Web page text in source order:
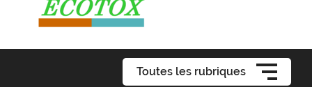
Toutes les rubriques